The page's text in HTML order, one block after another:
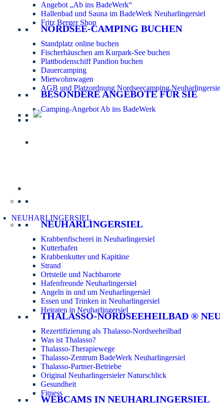
Angebot „Ab ins BadeWerk“
Hallenbad und Sauna im BadeWerk Neuharlingersiel
Fritz Berger Shop
NORDSEE-CAMPING BUCHEN
Standplatz online buchen
Fischerhäuschen am Kurpark-See buchen
Plattbodenschiff Pandion buchen
Dauercamping
Mietwohnwagen
AGB und Platzordnung Nordseecamping
BESONDERE ANGEBOTE FÜR SIE
Camping-Angebot Ab ins BadeWerk
NEUHARLINGERSIEL
NEUHARLINGERSIEL
Krabbenfischerei in Neuharlingersiel
Kutterhafen
Krabbenkutter und Kapitäne
Strand
Ortsteile und Nachbarorte
Hafenfreunde Neuharlingersiel
Angeln in und um Neuharlingersiel
Essen und Trinken in Neuharlingersiel
Heiraten in Neuharlingersiel
THALASSO-NORDSEEHEILBAD ®
Rezertifizierung als Thalasso-Nordseeheilbad
Was ist Thalasso?
Thalasso-Therapiewege
Thalasso-Zentrum BadeWerk Neuharlingersiel
Thalasso-Partner-Betriebe
Original Neuharlingersieler Naturschlick
Gesundheit
Fitness
WEBCAMS IN NEUHARLINGERSIEL